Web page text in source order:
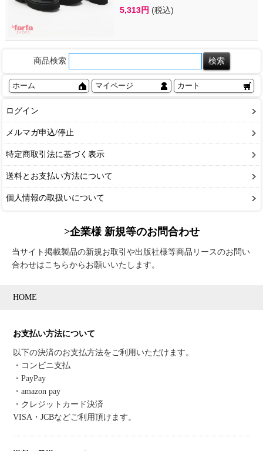
5,313円 (税込)
商品検索
ホーム マイページ カート
ログイン
メルマガ申込/停止
特定商取引法に基づく表示
送料とお支払い方法について
個人情報の取扱いについて
>企業様 新規等のお問合わせ
当サイト掲載製品の新規お取引や出版社様等商品リースのお問い
合わせはこちらからお願いいたします。
HOME
お支払い方法について
以下の決済のお支払方法をご利用いただけます。
・コンビニ支払
・PayPay
・amazon pay
・クレジットカード決済
VISA・JCBなどご利用頂けます。